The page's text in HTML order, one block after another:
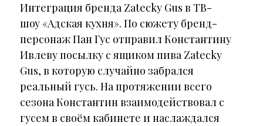
Интеграция бренда Zatecky Gus в ТВ-
шоу «Адская кухня». По сюжету бренд-
персонаж Пан Гус отправил Константину
Ивлеву посылку с ящиком пива Zatecky
Gus, в которую случайно забрался
реальный гусь. На протяжении всего
сезона Константин взаимодействовал с
гусем в своём кабинете и наслаждался